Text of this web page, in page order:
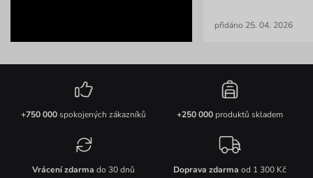
přidáno 25. 04. 2026
+750 000spokojených zákazníků +250 000produktů skladem
Vrácení zdarma do 30 dnů Doprava zdarma od 1 300 Kč